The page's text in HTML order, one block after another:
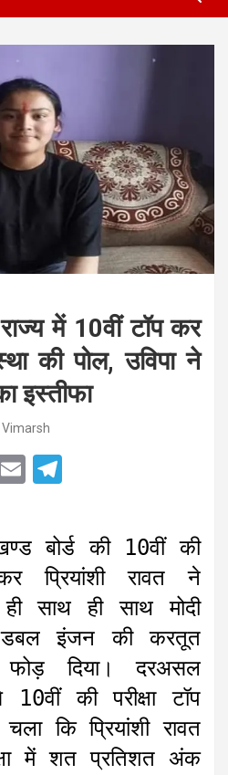
में 10वीं टॉप कर
की पोल, उविपा ने
इस्तीफा
r
E
i
l
e
g
r
a
m
बोर्ड की 10वीं की
प्रियांशी रावत ने
ही साथ ही साथ मोदी
डबल इंजन की करतूत
दिया। दरअसल
10वीं की परीक्षा टॉप
कि प्रियांशी रावत
में शत प्रतिशत अंक